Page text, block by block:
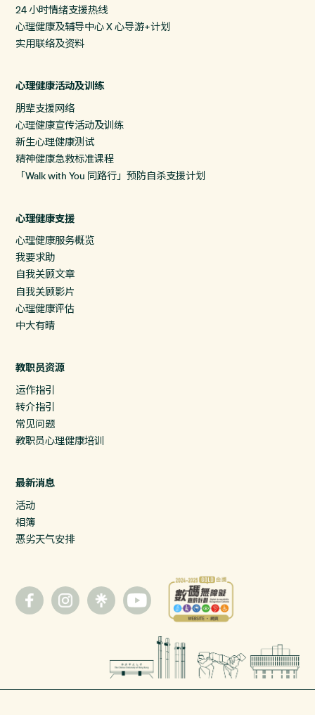
24 小时情绪支援热线
心理健康及辅导中心 X 心导游+计划
实用联络及资料
心理健康活动及训练
朋辈支援网络
心理健康宣传活动及训练
新生心理健康测试
精神健康急救标准课程
「Walk with You 同路行」预防自杀支援计划
心理健康支援
心理健康服务概览
我要求助
自我关顾文章
自我关顾影片
心理健康评估
中大有晴
教职员资源
运作指引
转介指引
常见问题
教职员心理健康培训
最新消息
活动
相簿
恶劣天气安排